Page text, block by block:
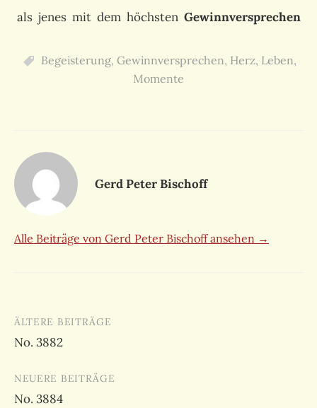
als jenes mit dem höchsten Gewinnversprechen
Begeisterung, Gewinnversprechen, Herz, Leben,
Momente
Gerd Peter Bischoff
Alle Beiträge von Gerd Peter Bischoff ansehen →
Beitragsnavigation
ÄLTERE BEITRÄGE
No. 3882
NEUERE BEITRÄGE
No. 3884